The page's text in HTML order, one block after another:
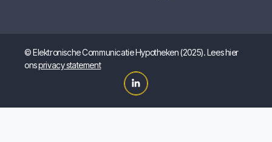
© Elektronische Communicatie Hypotheken (2025). Lees hier
onsprivacy statement